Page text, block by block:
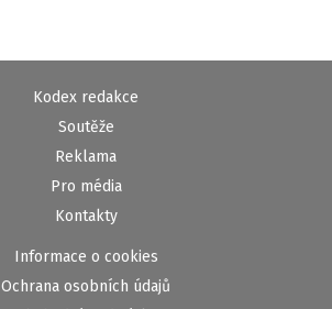
Kodex redakce
Soutěže
Reklama
Pro média
Kontakty
Informace o cookies
Ochrana osobních údajů